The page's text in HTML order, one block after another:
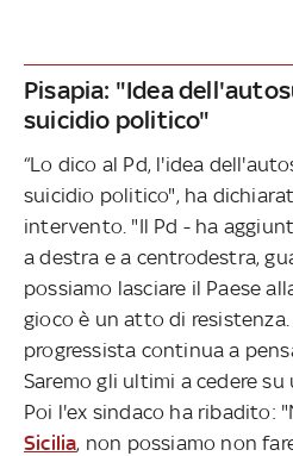
Pisapia: "Idea
suicidio politico"
“Lo dico al Pd, l'idea
suicidio politico", ha
intervento. "Il Pd - ha
a destra e a centrodestra,
possiamo lasciare il Paese
gioco è un atto di
progressista continua a
Saremo gli ultimi a cedere
Poi l'ex sindaco ha ribadito:
Sicilia, non possiamo non